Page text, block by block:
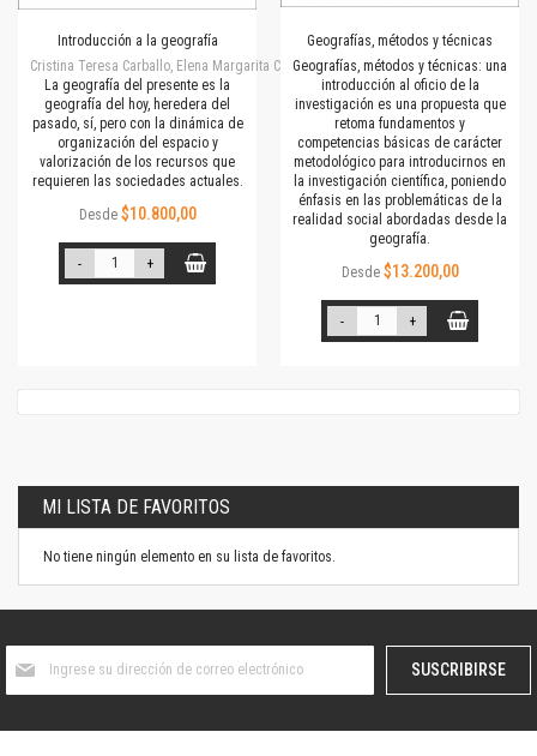
Introducción a la geografía
Cristina Teresa Carballo, Elena Margarita Chiozza
La geografía del presente es la
geografía del hoy, heredera del
pasado, sí, pero con la dinámica de
organización del espacio y
valorización de los recursos que
requieren las sociedades actuales.
Desde $10.800,00
- +
Geografías, métodos y técnicas
Geografías, métodos y técnicas: una
introducción al oficio de la
investigación es una propuesta que
retoma fundamentos y
competencias básicas de carácter
metodológico para introducirnos en
la investigación científica, poniendo
énfasis en las problemáticas de la
realidad social abordadas desde la
geografía.
Desde $13.200,00
- +
MI LISTA DE FAVORITOS
No tiene ningún elemento en su lista de favoritos.
boletín
SUSCRIBIRSE